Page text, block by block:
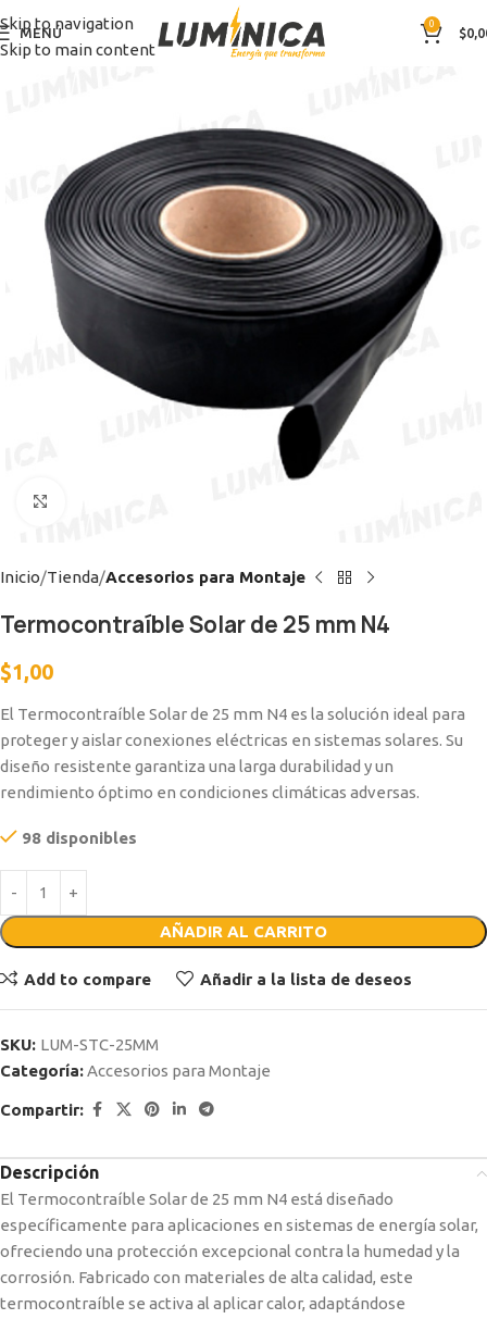
Skip to navigation
Skip to main content
MENÚ
0
$
Inicio Tienda Accesorios para Montaje
Termocontraíble Solar de 25 mm N4
$1,00
El Termocontraíble Solar de 25 mm N4 es la solución ideal para
proteger y aislar conexiones eléctricas en sistemas solares. Su
diseño resistente garantiza una larga durabilidad y un
rendimiento óptimo en condiciones climáticas adversas.
98 disponibles
AÑADIR AL CARRITO
Add to compare Añadir a la lista de deseos
SKU: LUM-STC-25MM
Categoría:Accesorios para Montaje
Compartir:
Descripción
El Termocontraíble Solar de 25 mm N4 está diseñado
específicamente para aplicaciones en sistemas de energía solar,
ofreciendo una protección excepcional contra la humedad y la
corrosión. Fabricado con materiales de alta calidad, este
termocontraíble se activa al aplicar calor, adaptándose